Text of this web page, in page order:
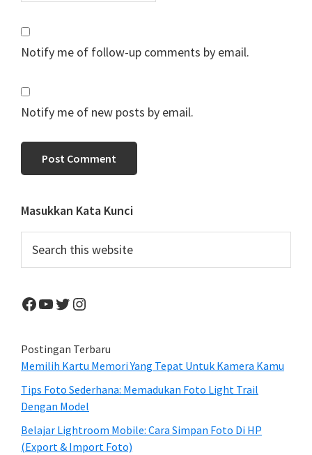
Notify me of follow-up comments by email.
Notify me of new posts by email.
Primary
Sidebar
Masukkan Kata Kunci
this
website
Facebook
YouTube
Twitter
Instagram
Postingan Terbaru
Memilih Kartu Memori Yang Tepat Untuk Kamera Kamu
Tips Foto Sederhana: Memadukan Foto Light Trail
Dengan Model
Belajar Lightroom Mobile: Cara Simpan Foto Di HP
(Export & Import Foto)